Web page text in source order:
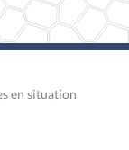
en situation